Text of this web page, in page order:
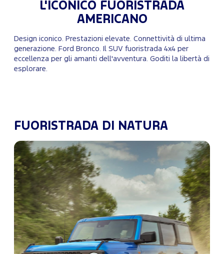
L'ICONICO FUORISTRADA
AMERICANO
Design iconico. Prestazioni elevate. Connettività di ultima
generazione. Ford Bronco. Il SUV fuoristrada 4x4 per
eccellenza per gli amanti dell'avventura. Goditi la libertà di
esplorare.
FUORISTRADA DI NATURA